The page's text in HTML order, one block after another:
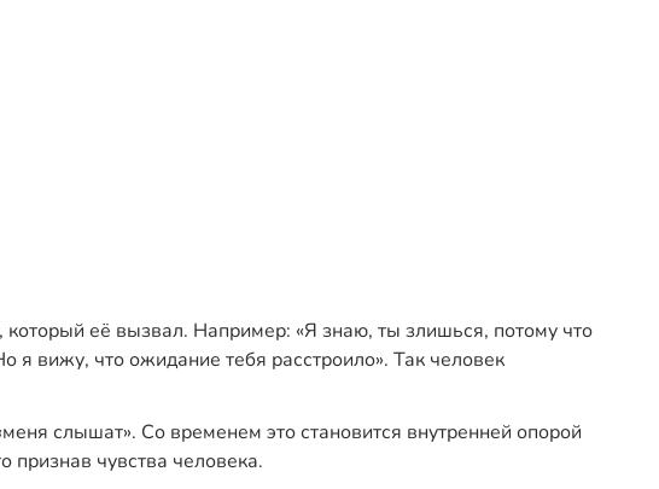
её вызвал. Например: «Я знаю, ты злишься, потому что
вижу, что ожидание тебя расстроило». Так человек
слышат». Со временем это становится внутренней опорой
чувства человека.